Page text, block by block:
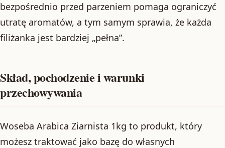
bezpośrednio przed parzeniem pomaga ograniczyć
utratę aromatów, a tym samym sprawia, że każda
filiżanka jest bardziej „pełna”.
Skład, pochodzenie i warunki
przechowywania
Woseba Arabica Ziarnista 1kg to produkt, który
możesz traktować jako bazę do własnych